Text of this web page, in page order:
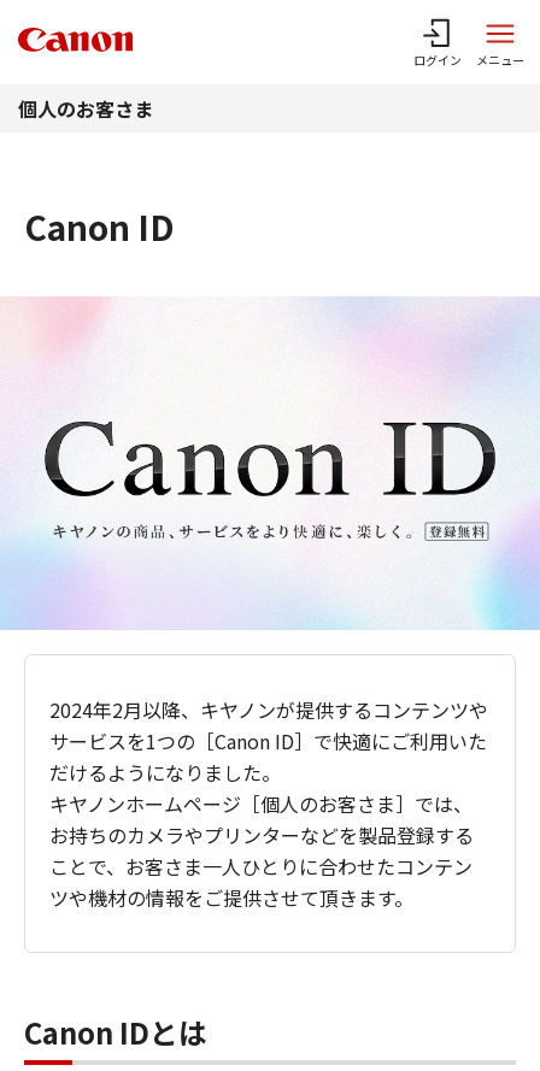
ログイン メニュー
個人のお客さま
Canon ID
2024年2月以降、キヤノンが提供するコンテンツや
サービスを1つの［Canon ID］で快適にご利用いた
だけるようになりました。
キヤノンホームページ［個人のお客さま］では、
お持ちのカメラやプリンターなどを製品登録する
ことで、お客さま一人ひとりに合わせたコンテン
ツや機材の情報をご提供させて頂きます。
Canon IDとは